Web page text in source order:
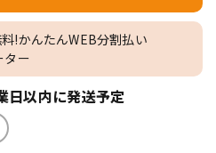
!かんたんWEB分割払い
ター
日以内に発送予定